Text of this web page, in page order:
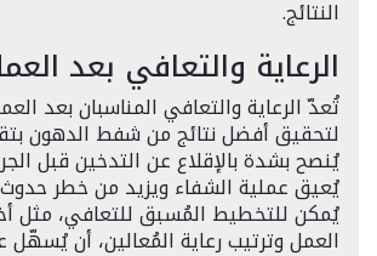
النتائج.
الرعاية والتعافي بعد
تُعدّ الرعاية والتعافي المناسبان بعد
لتحقيق أفضل نتائج من شفط الدهون
يُنصح بشدة بالإقلاع عن التدخين قبل
يُعيق عملية الشفاء ويزيد من خطر
يُمكن للتخطيط المُسبق للتعافي، مثل
العمل وترتيب رعاية المُعالين، أن يُسهّل